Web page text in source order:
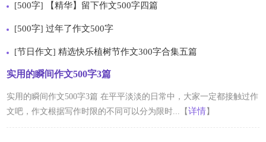
[500字] 【精华】留下作文500字四篇
[500字] 过年了作文500字
[节日作文] 精选快乐植树节作文300字合集五篇
实用的瞬间作文500字3篇
实用的瞬间作文500字3篇 在平平淡淡的日常中，大家一定都接触过作
文吧，作文根据写作时限的不同可以分为限时...【详情 】